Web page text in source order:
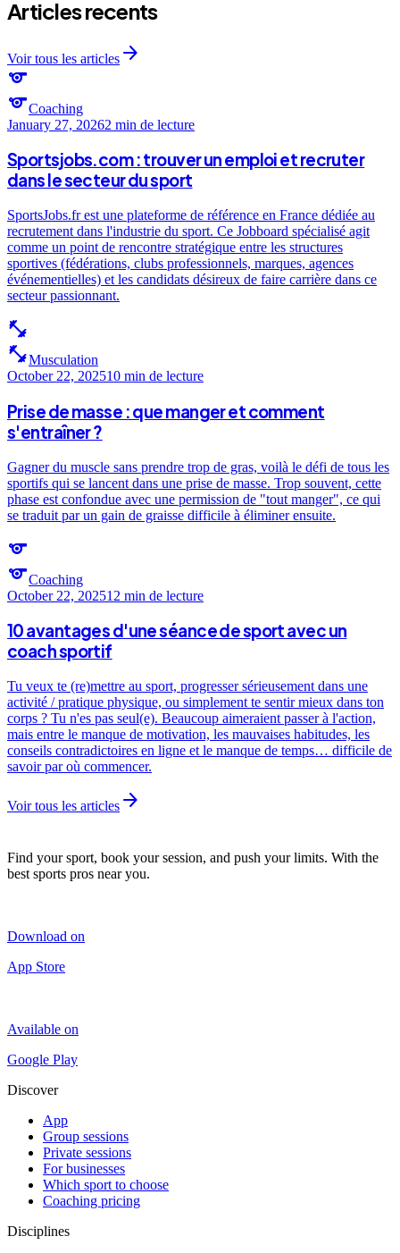
Articles recents
Voir tous les articles arrow_forward
sports
sportsCoaching
January 27, 20262 min de lecture
Sportsjobs.com : trouver un emploi et recruter
dans le secteur du sport
SportsJobs.fr est une plateforme de référence en France dédiée au
recrutement dans l'industrie du sport. Ce Jobboard spécialisé agit
comme un point de rencontre stratégique entre les structures
sportives (fédérations, clubs professionnels, marques, agences
événementielles) et les candidats désireux de faire carrière dans ce
secteur passionnant.
fitness_center
fitness_centerMusculation
October 22, 202510 min de lecture
Prise de masse : que manger et comment
s'entraîner ?
Gagner du muscle sans prendre trop de gras, voilà le défi de tous les
sportifs qui se lancent dans une prise de masse. Trop souvent, cette
phase est confondue avec une permission de "tout manger", ce qui
se traduit par un gain de graisse difficile à éliminer ensuite.
sports
sportsCoaching
October 22, 202512 min de lecture
10 avantages d'une séance de sport avec un
coach sportif
Tu veux te (re)mettre au sport, progresser sérieusement dans une
activité / pratique physique, ou simplement te sentir mieux dans ton
corps ? Tu n'es pas seul(e). Beaucoup aimeraient passer à l'action,
mais entre le manque de motivation, les mauvaises habitudes, les
conseils contradictoires en ligne et le manque de temps… difficile de
savoir par où commencer.
Voir tous les articles arrow_forward
Find your sport, book your session, and push your limits. With the
best sports pros near you.
Download on
App Store
Available on
Google Play
Discover
App
Group sessions
Private sessions
For businesses
Which sport to choose
Coaching pricing
Disciplines